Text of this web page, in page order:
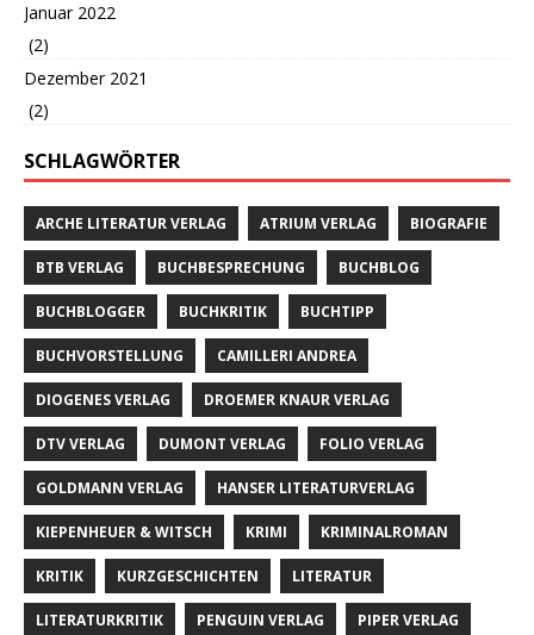
Januar 2022
(2)
Dezember 2021
(2)
SCHLAGWÖRTER
ARCHE LITERATUR VERLAG ATRIUM VERLAG BIOGRAFIE
BTB VERLAG BUCHBESPRECHUNG BUCHBLOG
BUCHBLOGGER BUCHKRITIK BUCHTIPP
BUCHVORSTELLUNG CAMILLERI ANDREA
DIOGENES VERLAG DROEMER KNAUR VERLAG
DTV VERLAG DUMONT VERLAG FOLIO VERLAG
GOLDMANN VERLAG HANSER LITERATURVERLAG
KIEPENHEUER & WITSCH KRIMI KRIMINALROMAN
KRITIK KURZGESCHICHTEN LITERATUR
LITERATURKRITIK PENGUIN VERLAG PIPER VERLAG